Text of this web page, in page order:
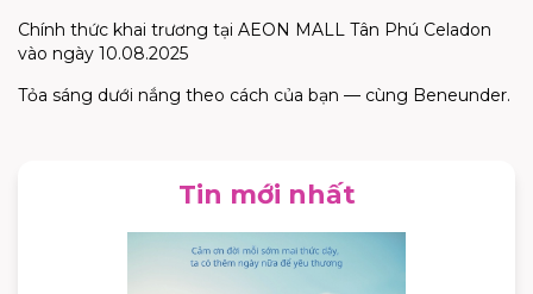
Chính thức khai trương tại AEON MALL Tân Phú Celadon
vào ngày 10.08.2025
Tỏa sáng dưới nắng theo cách của bạn — cùng Beneunder.
Tin mới nhất